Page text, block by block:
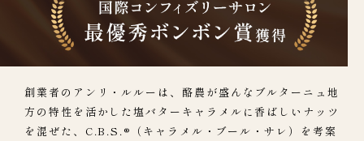
創業者のアンリ・ルルーは、 酪農が盛んなブルターニュ地
方の特性を活かした塩バターキャラメルに香ばしいナッツ
を混ぜた、 C.B.S.®（キャラメル・ブール・サレ）を考案